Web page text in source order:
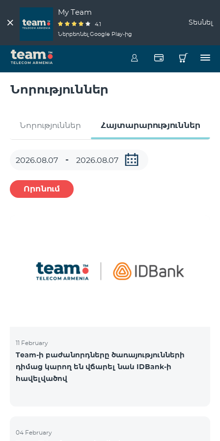
My Team
4.1
Ներբեռնել Google Play-ից
Տեսնել
Նորություններ
Նորություններ Հայտարարություններ
Որոնում
11 February
Team-ի բաժանորդները ծառայությունների
դիմաց կարող են վճարել նաև IDBank-ի
հավելվածով
04 February